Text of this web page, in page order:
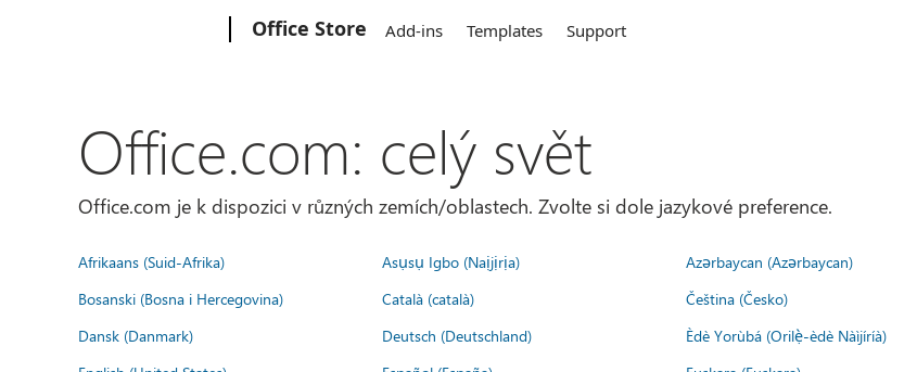
Office Store Add-ins Templates Support
Office.com: celý svět
Office.com je k dispozici v různých zemích/oblastech. Zvolte si dole jazykové preference.
Afrikaans (Suid-Afrika) Asụsụ Igbo (Naịjịrịa) Azərbaycan (Azərbaycan)
Bosanski (Bosna i Hercegovina)
Català (català) Čeština (Česko)
Dansk (Danmark)
Deutsch (Deutschland) Èdè Yorùbá (Orilẹ̀-èdè Nàìjíríà)